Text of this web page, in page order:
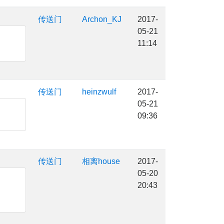
传送门 Archon_KJ
2017-
05-21
11:14
传送门 heinzwulf
2017-
05-21
09:36
传送门 相离house
2017-
05-20
20:43